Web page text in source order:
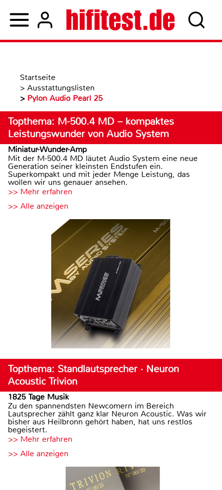
Startseite
> Ausstattungslisten
> Pylon Audio Pearl 25
Topthema: M-500.4 MD – kompaktes
Leistungswunder von Audio System
Miniatur-Wunder-Amp
Mit der M-500.4 MD läutet Audio System eine neue
Generation seiner kleinsten Endstufen ein.
Superkompakt und mit jeder Menge Leistung, das
wollen wir uns genauer ansehen.
>> Mehr erfahren
>> Alle anzeigen
Topthema: Standlautsprecher · Neuron
Acoustic Trivion
1825 Tage Musik
Zu den spannendsten Newcomern im Bereich
Lautsprecher zählt ganz klar Neuron Acoustic. Was wir
bisher aus Heilbronn gehört haben, hat uns restlos
begeistert.
>> Mehr erfahren
>> Alle anzeigen